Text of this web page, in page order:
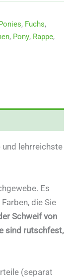
, Fuchs,
, Pony, Rappe,
lehrreichste
Es
die Sie
Schweif von
sind rutschfest,
(separat